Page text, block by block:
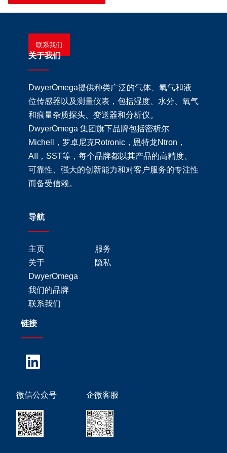
联系我们
关于我们
DwyerOmega提供种类广泛的气体、氧气和液
位传感器以及测量仪表，包括湿度、水分、氧气
和痕量杂质探头、变送器和分析仪。
DwyerOmega 集团旗下品牌包括密析尔
Michell，罗卓尼克Rotronic，恩特龙Ntron，
AII，SST等，每个品牌都以其产品的高精度、
可靠性、强大的创新能力和对客户服务的专注性
而备受信赖。
导航
主页
关于
DwyerOmega
我们的品牌
联系我们
服务
隐私
链接
微信公众号 企微客服